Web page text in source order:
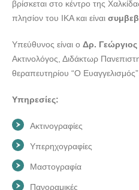
ΙΑΤΡΙΚΟ ΔΙΑΓΝΩΣΤΙΚΟ
ΙΑΤΡΙΚΟ ΔΙΑΓΝΩΣΤΙΚΟ
--- doctors4u.gr
ΙΑΤΡΙΚΟ ΔΙΑΓΝΩΣΤΙΚΟ
--- doctors4u.gr
--- doctors4u.gr
ΙΑΤΡΙΚΟ ΔΙΑΓΝΩΣΤΙΚΟ
βρίσκεται στο κέντρο της
πλησίον του ΙΚΑ και είναι
Υπεύθυνος είναι ο Δρ.
Ακτινολόγος, Διδάκτωρ
θεραπευτηρίου “Ο Ευαγγελισμός”.
Υπηρεσίες:
Ακτινογραφίες
Υπερηχογραφίες
Μαστογραφία
Πανοραμικές